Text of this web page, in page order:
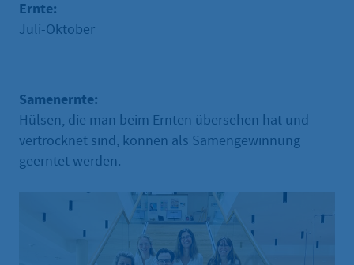
Ernte:
Juli-Oktober
Samenernte:
Hülsen, die man beim Ernten übersehen hat und
vertrocknet sind, können als Samengewinnung
geerntet werden.